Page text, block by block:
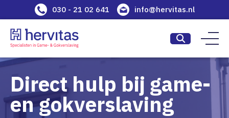
030 - 21 02 641 info@hervitas.nl
Direct hulp bij game-
en gokverslaving